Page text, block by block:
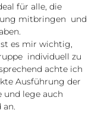
für alle, die
mitbringen  und
es mir wichtig,
individuell zu
achte ich
Ausführung der
und lege auch
an.